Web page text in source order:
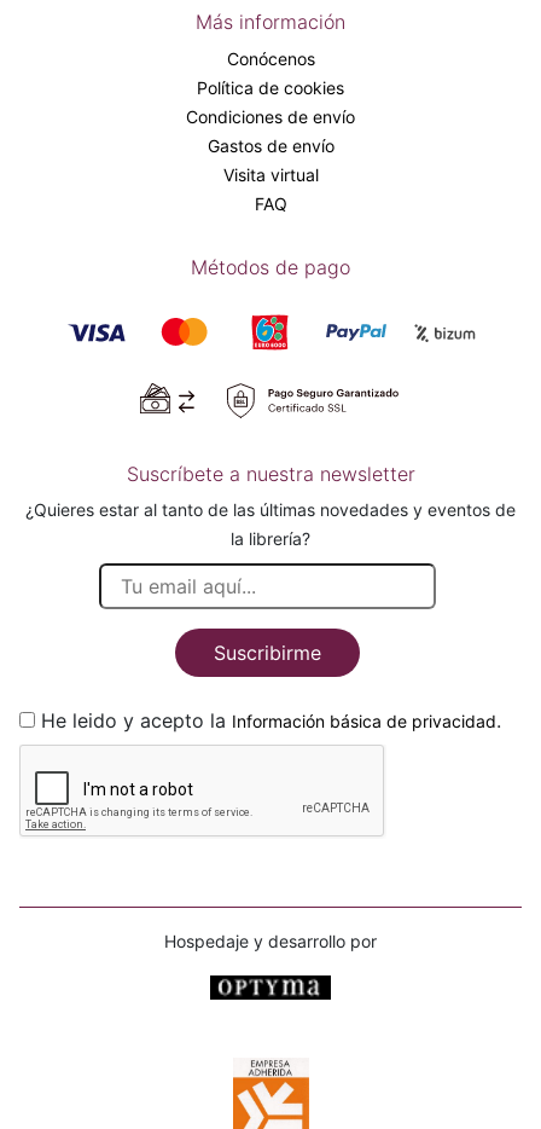
Más información
Conócenos
Política de cookies
Condiciones de envío
Gastos de envío
Visita virtual
FAQ
Métodos de pago
Suscríbete a nuestra newsletter
¿Quieres estar al tanto de las últimas novedades y eventos de
la librería?
Suscribirme
He leido y acepto la Información básica de privacidad.
Hospedaje y desarrollo por